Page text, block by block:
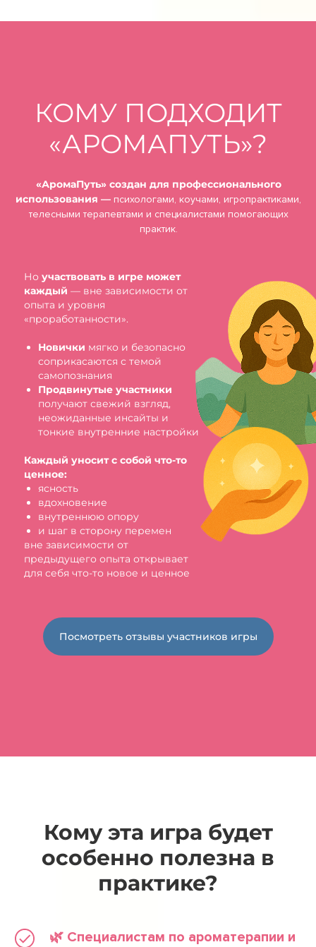
Но участвовать в игре может
каждый — вне зависимости от
опыта и уровня
«проработанности».
Новички мягко и безопасно
соприкасаются с темой
самопознания
Продвинутые участники
получают свежий взгляд,
неожиданные инсайты и
тонкие внутренние настройки
Каждый уносит с собой что-то
ценное:
ясность
вдохновение
внутреннюю опору
и шаг в сторону перемен
вне зависимости от
предыдущего опыта открывает
для себя что-то новое и ценное
«АромаПуть» создан для профессионального
использования — психологами, коучами, игропрактиками,
телесными терапевтами и специалистами помогающих
практик.
КОМУ ПОДХОДИТ
«АРОМАПУТЬ»?
Посмотреть отзывы участников игры
Кому эта игра будет
особенно полезна в
практике?
🌿 Специалистам по ароматерапии и